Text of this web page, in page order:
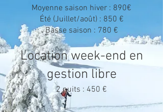
Moyenne saison hiver : 890€
Été (Juillet/août) : 850 €
Basse saison : 780 €
Location week-end en
gestion libre
2 nuits : 450 €